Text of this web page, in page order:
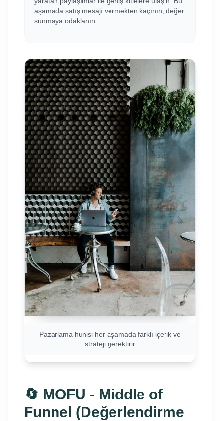
aşamada satış mesajı vermekten kaçının, değer
sunmaya odaklanın.
Pazarlama hunisi her aşamada farklı içerik ve
strateji gerektirir
🔄 MOFU - Middle of
Funnel (Değerlendirme